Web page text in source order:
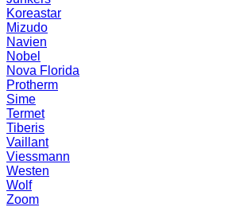
Koreastar
Mizudо
Navien
Nobel
Nova Florida
Protherm
Sime
Termet
Tiberis
Vaillant
Viessmann
Westen
Wolf
Zoom